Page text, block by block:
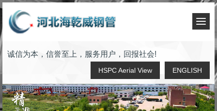
T
l
e
n
a
诚信为本，信誉至上，服务用户，回报社会!
HSPC Aerial View ENGLISH